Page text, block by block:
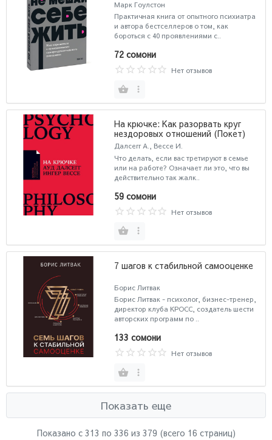
NEON Pocketbooks
Марк Гоулстон
Практичная книга от опытного психиатра
и автора бестселлеров о том, как
бороться с 40 проявлениями с..
72 сомони
Нет отзывов
На крючке: Как разорвать круг
нездоровых отношений (Покет)
Далсегг А., Вессе И.
Что делать, если вас третируют в семье
или на работе? Означает ли это, что вы
действительно так жалк..
59 сомони
Нет отзывов
7 шагов к стабильной самооценке
Борис Литвак
Борис Литвак - психолог, бизнес-тренер,
директор клуба КРОСС, создатель шести
авторских программ по ..
133 сомони
Нет отзывов
Показать еще
Показано с 313 по 336 из 379 (всего 16 страниц)